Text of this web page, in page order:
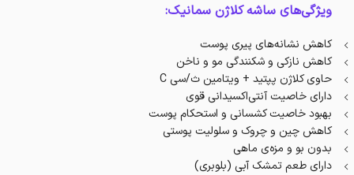
ویژگی‌های ساشه کلاژن سمانیک:
کاهش نشانه‌های پیری پوست
کاهش نازکی و شکنندگی مو و ناخن
حاوی کلاژن پپتید + ویتامین ث/سی C
دارای خاصیت آنتی‌اکسیدانی قوی
بهبود خاصیت کشسانی و استحکام پوست
کاهش چین و چروک و سلولیت پوستی
بدون بو و مزه‌ی ماهی
دارای طعم تمشک آبی (بلوبری)